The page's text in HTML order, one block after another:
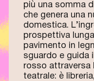
più una somma
che genera una
domestica.
prospettiva
pavimento in
sguardo e guida
rosso attraversa
teatrale: è